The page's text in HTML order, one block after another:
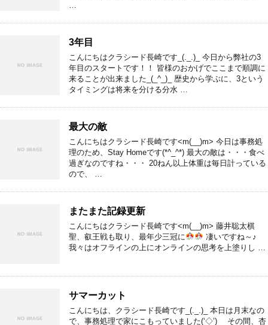
3年目
こんにちはクラシード長崎です_(._.)_ 今日から弊社の3
年目のスタートです！！ 皆様のおかげでここまで順調に
来ることが出来ました_(_^_)_ 歴史から学ぶに、3という
タイミングは将来を分ける分水 …
最大の敵
こんにちはクラシード長崎です<m(__)m> 今日は事務処
理のため、Stay Homeです(*^_^*) 最大の敵は・・・食べ
過ぎなのですね・・・ 20ねん以上体重は毎日計っている
ので、 …
またまた記録更新
こんにちはクラシード長崎です<m(__)m> 藤井聡太棋
聖、叡王戦も取り、最年少三冠に
凄いですね～♪
我々はオフラインの上にオンラインの思考を上塗りし …
サマーカット
こんにちは、クラシード長崎です_(._.)_ 本日は月末なの
で、事務処理で家にこもっていました(‘◇’)ゞ その間、杏